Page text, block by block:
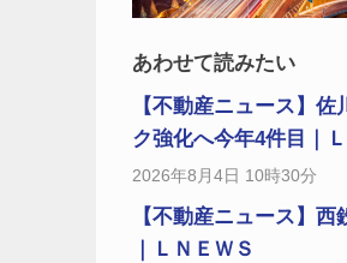
あわせて読みたい
【不動産ニュース】
ク強化へ今年4件目｜
2026年8月4日 10時30分
【不動産ニュース】
｜ＬＮＥＷＳ